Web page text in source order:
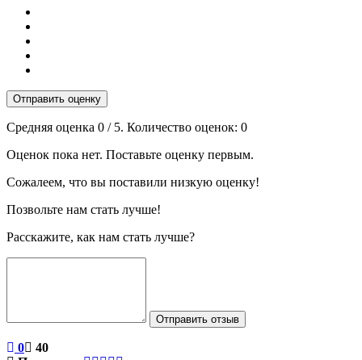
Отправить оценку
Средняя оценка 0 / 5. Количество оценок: 0
Оценок пока нет. Поставьте оценку первым.
Сожалеем, что вы поставили низкую оценку!
Позвольте нам стать лучше!
Расскажите, как нам стать лучше?
Отправить отзыв
0
40